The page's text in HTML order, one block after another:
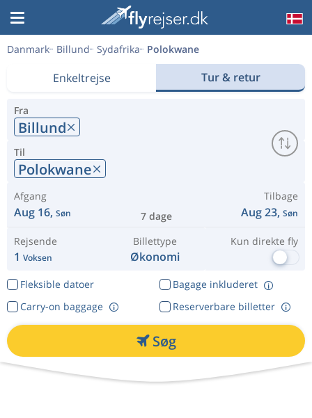
Danmark Billund Sydafrika Polokwane
Enkeltrejse Tur & retur
Fra
Billund
Til
Polokwane
Afgang
Aug 16, Søn 7 dage
Tilbage
Aug 23, Søn
Rejsende
1 Voksen
Billettype
Økonomi
Kun direkte fly
Fleksible datoer
Bagage inkluderet
Reserverbare billetter
Carry-on baggage
Søg